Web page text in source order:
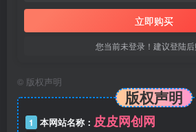
立即购买
您当前未登录！建议登陆
© 版权声明
版权声明
1 本网站名称： 皮皮网创网